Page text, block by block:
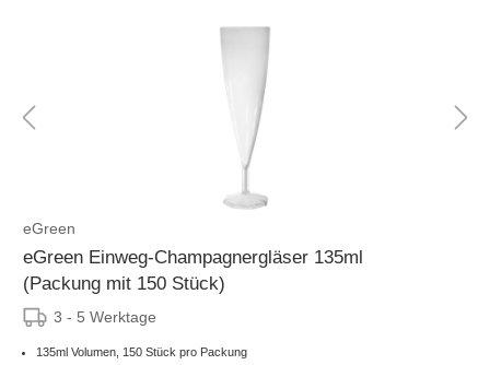
eGreen
eGreen Einweg-Champagnergläser 135ml
(Packung mit 150 Stück)
3 - 5 Werktage
135ml Volumen, 150 Stück pro Packung